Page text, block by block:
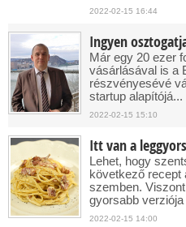
2022-02-15 16:44
Ingyen
Már egy 20 ezer
vásárlásával is a
részvényesévé
startup alapítójá...
2022-02-15 15:10
Itt van a
Lehet, hogy
következő recept
szemben.
gyorsabb verziója
2022-02-15 14:00